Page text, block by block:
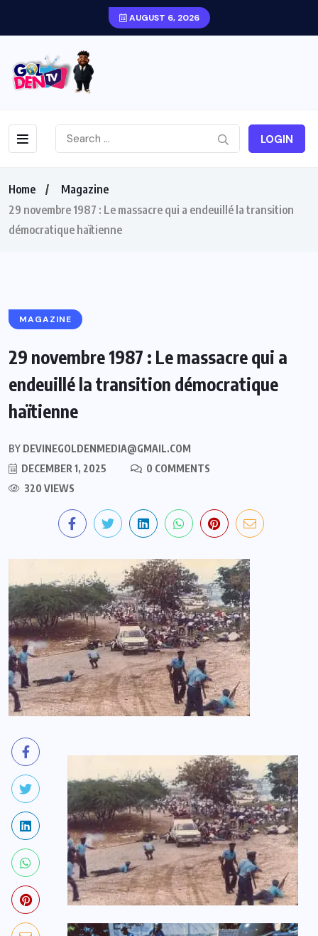
AUGUST 6, 2026
LOGIN
Home
Magazine
29 novembre 1987 : Le massacre qui a endeuillé la transition
démocratique haïtienne
MAGAZINE
29 novembre 1987 : Le massacre qui a
endeuillé la transition démocratique
haïtienne
BY DEVINEGOLDENMEDIA@GMAIL.COM
DECEMBER 1, 2025
0 COMMENTS
320 VIEWS